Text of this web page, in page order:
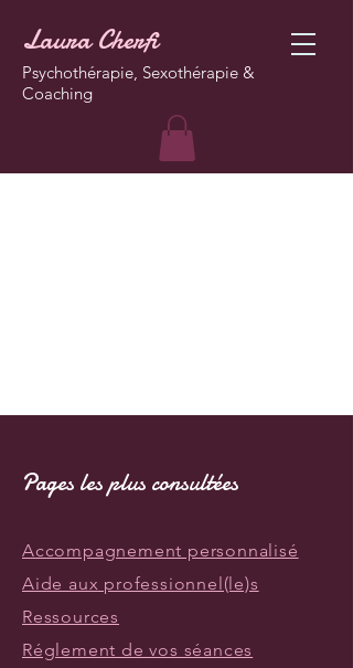
Laura Cherfi
Psychothérapie, Sexothérapie &
Coaching
Pages les plus consultées
Accompagnement personnalisé
Aide aux professionnel(le)s
Ressources
Réglement de vos séances